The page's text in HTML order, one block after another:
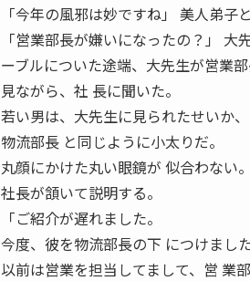
「今年の風邪は妙ですね」 美人弟子
「営業部長が嫌いになったの？」
ーブルについた途端、大先生が営業
見ながら、社 長に聞いた。
若い男は、大先生に見られたせいか
物流部長 と同じように小太りだ。
丸顔にかけた丸い眼鏡が 似合わない。
社長が頷いて説明する。
「ご紹介が遅れました。
今度、彼を物流部長の下 につけました
以前は営業を担当してまして、営 業